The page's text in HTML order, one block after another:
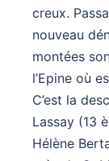
creux.
nouveau
montées
l’Epine où
C’est la
Lassay (13
Hélène